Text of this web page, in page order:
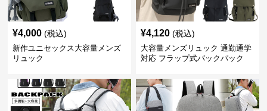
¥4,000 (税込)
新作ユニセックス大容量メンズ
リュック
¥4,120 (税込)
大容量メンズリュック 通勤通学
対応 フラップ式バックパック